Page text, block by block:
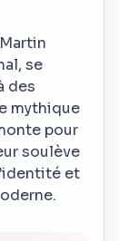
se
des
mythique
pour
soulève
et